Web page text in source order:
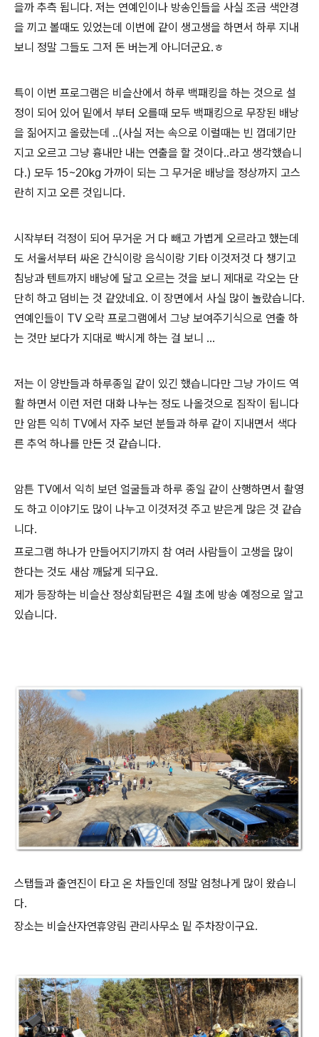
을까 추측 됩니다. 저는 연예인이나 방송인들을 사실 조금 색안경
을 끼고 볼때도 있었는데 이번에 같이 생고생을 하면서 하루 지내
보니 정말 그들도 그저 돈 버는게 아니더군요.ㅎ
특이 이번 프로그램은 비슬산에서 하루 백패킹을 하는 것으로 설
정이 되어 있어 밑에서 부터 오를때 모두 백패킹으로 무장된 배낭
을 짊어지고 올랐는데 ..(사실 저는 속으로 이럴때는 빈 껍데기만
지고 오르고 그냥 흉내만 내는 연출을 할 것이다..라고 생각했습니
다.) 모두 15~20kg 가까이 되는 그 무거운 배낭을 정상까지 고스
란히 지고 오른 것입니다.
시작부터 걱정이 되어 무거운 거 다 빼고 가볍게 오르라고 했는데
도 서울서부터 싸온 간식이랑 음식이랑 기타 이것저것 다 챙기고
침낭과 텐트까지 배낭에 달고 오르는 것을 보니 제대로 각오는 단
단히 하고 덤비는 것 같았네요. 이 장면에서 사실 많이 놀랐습니다.
연예인들이 TV 오락 프로그램에서 그냥 보여주기식으로 연출 하
는 것만 보다가 지대로 빡시게 하는 걸 보니 ...
저는 이 양반들과 하루종일 같이 있긴 했습니다만 그냥 가이드 역
활 하면서 이런 저런 대화 나누는 정도 나올것으로 짐작이 됩니다
만 암튼 익히 TV에서 자주 보던 분들과 하루 같이 지내면서 색다
른 추억 하나를 만든 것 같습니다.
암튼 TV에서 익히 보던 얼굴들과 하루 종일 같이 산행하면서 촬영
도 하고 이야기도 많이 나누고 이것저것 주고 받은게 많은 것 같습
니다.
프로그램 하나가 만들어지기까지 참 여러 사람들이 고생을 많이
한다는 것도 새삼 깨닳게 되구요.
제가 등장하는 비슬산 정상회담편은 4월 초에 방송 예정으로 알고
있습니다.
스탭들과 출연진이 타고 온 차들인데 정말 엄청나게 많이 왔습니
다.
장소는 비슬산자연휴양림 관리사무소 밑 주차장이구요.